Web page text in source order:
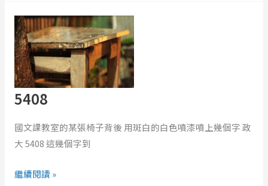
5408
國文課教室的某張椅子背後 用斑白的白色噴漆噴上幾個字 政
大 5408 這幾個字到
繼續閱讀 »